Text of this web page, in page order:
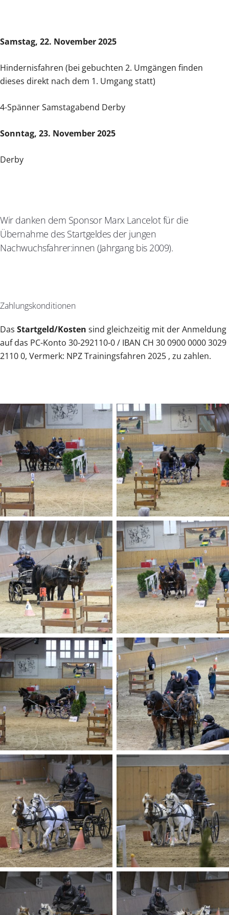
Samstag, 22. November 2025
Hindernisfahren (bei gebuchten 2. Umgängen finden
dieses direkt nach dem 1. Umgang statt)
4-Spänner Samstagabend Derby
Sonntag, 23. November 2025
Derby
Wir danken dem Sponsor Marx Lancelot für die
Übernahme des Startgeldes der jungen
Nachwuchsfahrer:innen (Jahrgang bis 2009).
Zahlungskonditionen
Das Startgeld/Kosten sind gleichzeitig mit der Anmeldung
auf das PC-Konto 30-292110-0 / IBAN CH 30 0900 0000 3029
2110 0, Vermerk: NPZ Trainingsfahren 2025 , zu zahlen.